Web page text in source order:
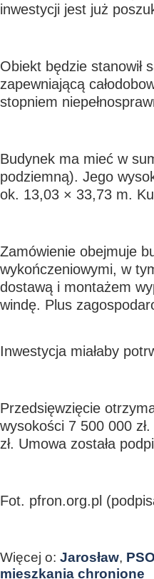
inwestycji jest już
Obiekt będzie stanowił
zapewniającą
stopniem
Budynek ma mieć w
podziemną). Jego
ok. 13,03 × 33,73 m.
Zamówienie obejmuje
wykończeniowymi, w
dostawą i montażem
windę. Plus
Inwestycja miałaby
Przedsięwzięcie
wysokości 7 500 000
zł. Umowa została
Fot. pfron.org.pl
Więcej o: Jarosław,
mieszkania chronione